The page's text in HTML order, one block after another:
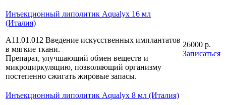
Инъекционный липолитик Aqualyx 16 мл
(Италия)
А11.01.012 Введение искусственных имплантатов
в мягкие ткани.
Препарат, улучшающий обмен веществ и
микроциркуляцию, позволяющий организму
постепенно сжигать жировые запасы.
26000 р.
Записаться
Инъекционный липолитик Aqualyx 8 мл (Италия)